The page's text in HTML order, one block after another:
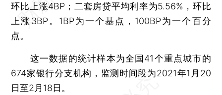
环比上涨4BP；二套房贷平均利率为5.56%，环比
上涨3BP。1BP为一个基点，100BP为一个百分
点。
这一数据的统计样本为全国41个重点城市的
674家银行分支机构，监测时间段为2021年1月20
日至2月18日。